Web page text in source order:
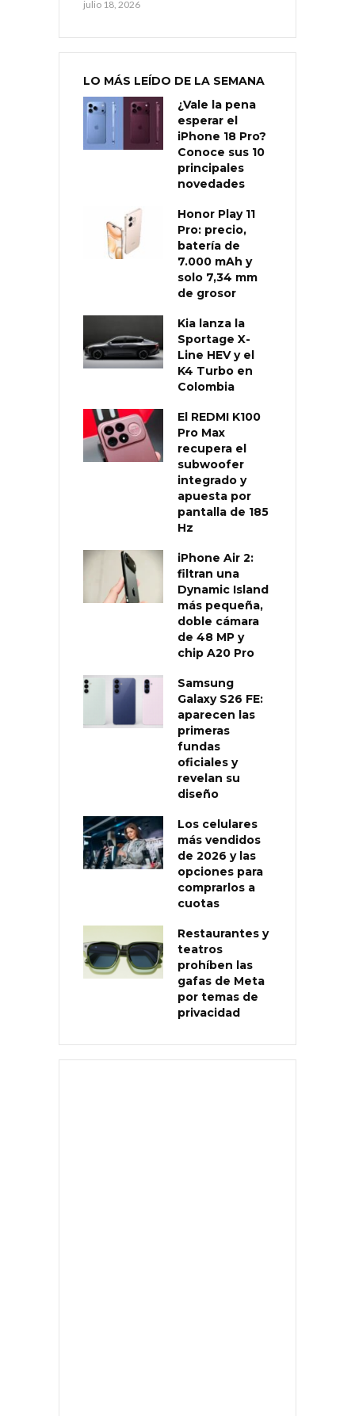
julio 18, 2026
LO MÁS LEÍDO DE LA SEMANA
¿Vale la pena
esperar el
iPhone 18 Pro?
Conoce sus 10
principales
novedades
Honor Play 11
Pro: precio,
batería de
7.000 mAh y
solo 7,34 mm
de grosor
Kia lanza la
Sportage X-
Line HEV y el
K4 Turbo en
Colombia
El REDMI K100
Pro Max
recupera el
subwoofer
integrado y
apuesta por
pantalla de 185
Hz
iPhone Air 2:
filtran una
Dynamic Island
más pequeña,
doble cámara
de 48 MP y
chip A20 Pro
Samsung
Galaxy S26 FE:
aparecen las
primeras
fundas
oficiales y
revelan su
diseño
Los celulares
más vendidos
de 2026 y las
opciones para
comprarlos a
cuotas
Restaurantes y
teatros
prohíben las
gafas de Meta
por temas de
privacidad